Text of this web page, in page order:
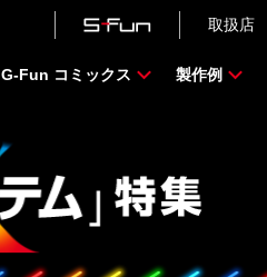
取扱店
G-Fun コミックス 製作例